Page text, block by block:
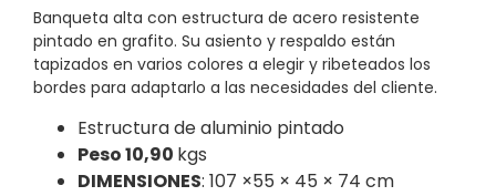
Banqueta alta con estructura de acero resistente
pintado en grafito. Su asiento y respaldo están
tapizados en varios colores a elegir y ribeteados los
bordes para adaptarlo a las necesidades del cliente.
Estructura de aluminio pintado
Peso 10,90 kgs
DIMENSIONES: 107 ×55 × 45 × 74 cm